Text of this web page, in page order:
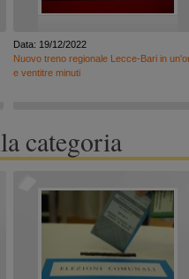
Data: 19/12/2022
Nuovo treno regionale Lecce-Bari in
e ventitre minuti
categoria